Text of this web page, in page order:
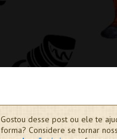
Gostou desse post ou ele te
forma? Considere se tornar